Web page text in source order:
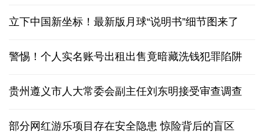
立下中国新坐标！最新版月球“说明书”细节图来了
警惕！个人实名账号出租出售竟暗藏洗钱犯罪陷阱
贵州遵义市人大常委会副主任刘东明接受审查调查
部分网红游乐项目存在安全隐患 惊险背后的盲区